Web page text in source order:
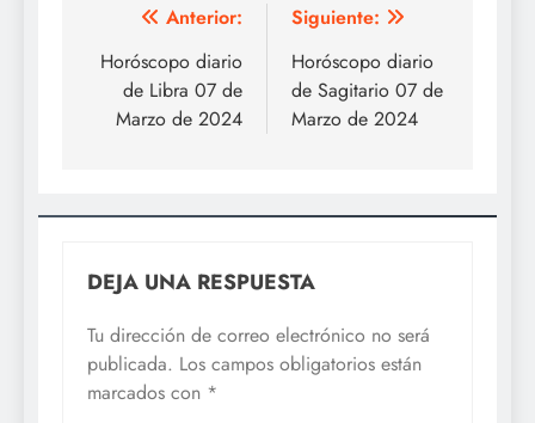
Navegación
de
entradas
Anterior:
Horóscopo diario
de Libra 07 de
Marzo de 2024
Siguiente:
Horóscopo diario
de Sagitario 07 de
Marzo de 2024
DEJA UNA RESPUESTA
Tu dirección de correo electrónico no será
publicada. Los campos obligatorios están
marcados con *